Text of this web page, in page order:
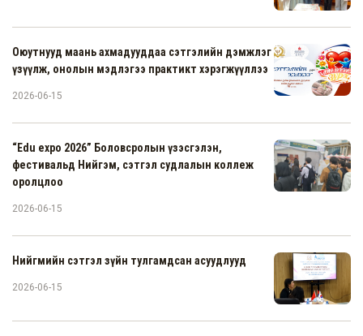
Оюутнууд маань ахмадууддаа сэтгэлийн дэмжлэг
үзүүлж, онолын мэдлэгээ практикт хэрэгжүүллээ
2026-06-15
“Edu expo 2026” Боловсролын үзэсгэлэн,
фестивальд Нийгэм, сэтгэл судлалын коллеж
оролцлоо
2026-06-15
Нийгмийн сэтгэл зүйн тулгамдсан асуудлууд
2026-06-15